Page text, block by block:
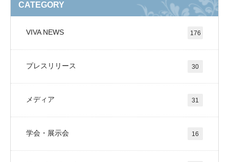
CATEGORY
VIVA NEWS 176
プレスリリース 30
メディア 31
学会・展示会 16